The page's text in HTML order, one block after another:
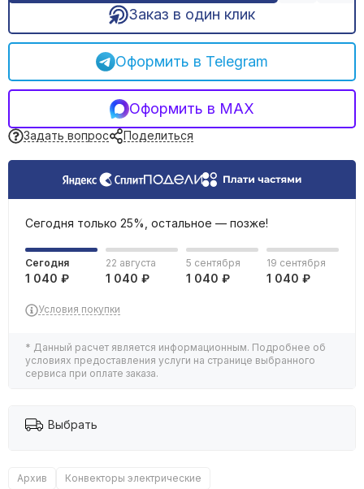
Терморегуляторы
Сушилки для рук
Оформить в Telegram
Оформить в MAX
Заказ в один клик
Задать вопрос Поделиться
Сегодня только 25%, остальное — позже!
Сегодня
1 040 ₽
22 августа
1 040 ₽
5 сентября
1 040 ₽
19 сентября
1 040 ₽
Условия покупки
* Данный расчет является информационным. Подробнее об
условиях предоставления услуги на странице выбранного
сервиса при оплате заказа.
Выбрать
Архив Конвекторы электрические